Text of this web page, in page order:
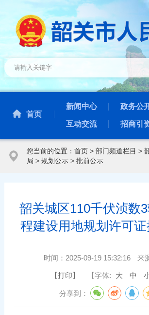
首页
新闻中心 政务公
互动交流 招商引
您当前的位置： 首页> 部门频道栏目 >
局 > 规划公示> 批前公示
韶关城区110千伏浈数
程建设用地规划许可
时间： 2025-09-19 15:32:16 来
【打印】 【字体: 大 中
分享到：